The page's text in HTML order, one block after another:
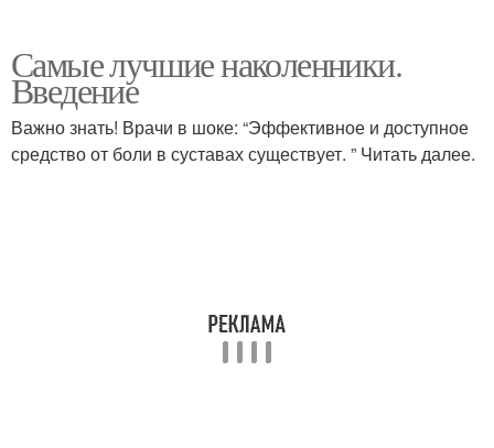
Самые лучшие наколенники.
Введение
Важно знать! Врачи в шоке: “Эффективное и доступное
средство от боли в суставах существует. ” Читать далее.